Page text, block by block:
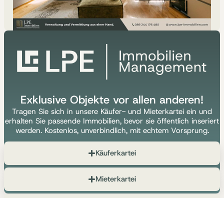
Exklusive Objekte vor allen anderen!
Tragen Sie sich in unsere Käufer- und Mieterkartei ein und
erhalten Sie passende Immobilien, bevor sie öffentlich inseriert
werden. Kostenlos, unverbindlich, mit echtem Vorsprung.
Käuferkartei
Mieterkartei